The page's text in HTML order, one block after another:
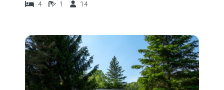
4 1 14